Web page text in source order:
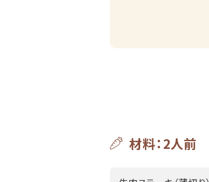
材料：2人前